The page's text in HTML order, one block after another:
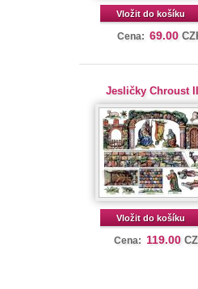
Vložit do košíku
Cena: 69.00
Jesličky Chroust
Vložit do košíku
Cena: 119.00